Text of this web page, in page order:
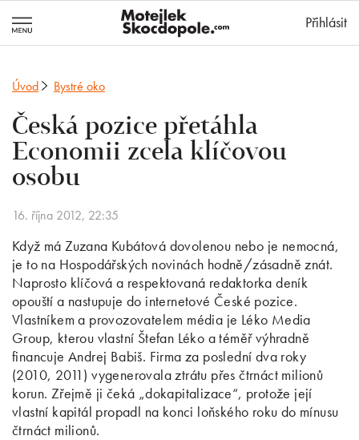
Přihlásit
Úvod Bystré oko
Česká pozice přetáhla
Economii zcela klíčovou
osobu
16. října 2012, 22:35
Když má Zuzana Kubátová dovolenou nebo je nemocná,
je to na Hospodářských novinách hodně/zásadně znát.
Naprosto klíčová a respektovaná redaktorka deník
opouští a nastupuje do internetové České pozice.
Vlastníkem a provozovatelem média je Léko Media
Group, kterou vlastní Štefan Léko a téměř výhradně
financuje Andrej Babiš. Firma za poslední dva roky
(2010, 2011) vygenerovala ztrátu přes čtrnáct milionů
korun. Zřejmě ji čeká „dokapitalizace“, protože její
vlastní kapitál propadl na konci loňského roku do mínusu
čtrnáct milionů.